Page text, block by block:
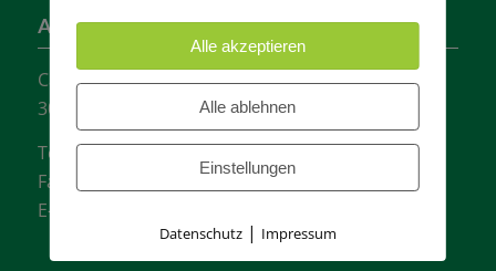
Adresse
Carl-Loges-Str.12
30657 Hannover
Tel.: + 49 511- 6046340
Fax: + 49 511- 601048
E-Mail:
Alle akzeptieren
Alle ablehnen
Einstellungen
Datenschutz| Impressum